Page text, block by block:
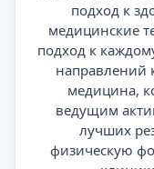
подход к
медицинские
подход к
направлений
медицина,
ведущим
лучших
физическую